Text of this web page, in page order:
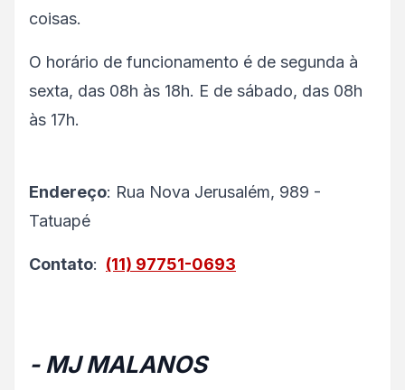
coisas.
O horário de funcionamento é de segunda à
sexta, das 08h às 18h. E de sábado, das 08h
às 17h.
Endereço: Rua Nova Jerusalém, 989 -
Tatuapé
Contato: (11) 97751-0693
- MJ MALANOS